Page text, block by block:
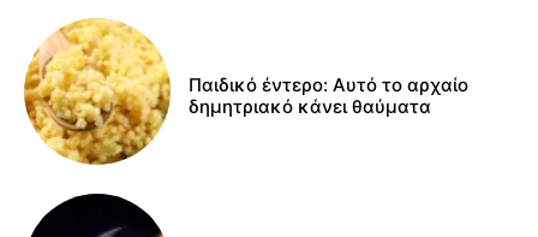
Παιδικό έντερο: Αυτό το αρχαίο
δημητριακό κάνει θαύματα